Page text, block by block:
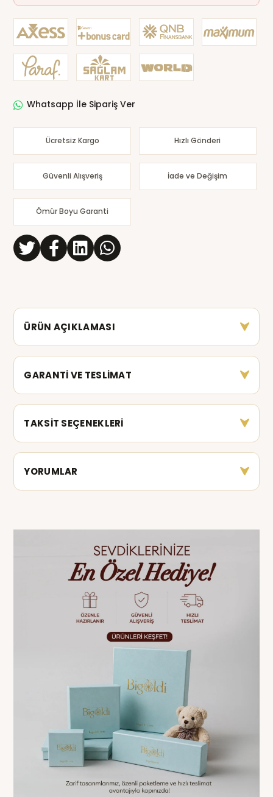
Whatsapp İle Sipariş Ver
Ücretsiz Kargo Hızlı Gönderi
Güvenli Alışveriş İade ve Değişim
Ömür Boyu Garanti
ÜRÜN AÇIKLAMASI
GARANTİ VE TESLİMAT
TAKSİT SEÇENEKLERİ
YORUMLAR